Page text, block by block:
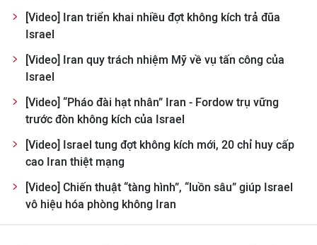
Media Chính trị
Media Kinh tế
Media Văn hóa
Media Xã hội
Media Pháp luật
Media Du lịch
Media Thế giới
Media Thể thao
[Video] Iran triển khai nhiều đợt không kích trả đũa
Israel
[Video] Iran quy trách nhiệm Mỹ về vụ tấn công của
Israel
[Video] “Pháo đài hạt nhân” Iran - Fordow trụ vững
trước đòn không kích của Israel
[Video] Israel tung đợt không kích mới, 20 chỉ huy cấp
cao Iran thiệt mạng
[Video] Chiến thuật “tàng hình”, “luồn sâu” giúp Israel
vô hiệu hóa phòng không Iran